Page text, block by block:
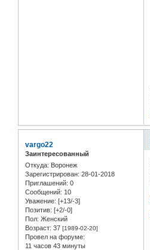
vargo22
Заинтересованный
Откуда: Воронеж
Зарегистрирован: 28-01-2018
Приглашений: 0
Сообщений: 10
Уважение: [+13/-3]
Позитив: [+2/-0]
Пол: Женский
Возраст: 37 [1989-02-20]
Провел на форуме:
11 часов 43 минуты